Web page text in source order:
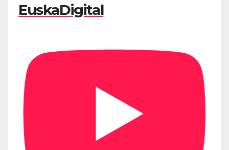
EuskaDigital